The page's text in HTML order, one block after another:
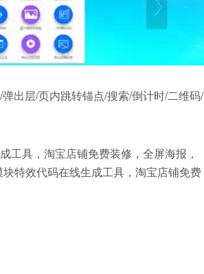
出层/页内跳转锚点/搜索/倒计时/二维码/
工具，淘宝店铺免费装修，全屏海报，
特效代码在线生成工具，淘宝店铺免费